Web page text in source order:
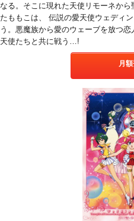
なる。そこに現れた天使リモーネか
たももこは、 伝説の愛天使ウェディ
う。悪魔族から愛のウェーブを放つ
天使たちと共に戦う…!
月